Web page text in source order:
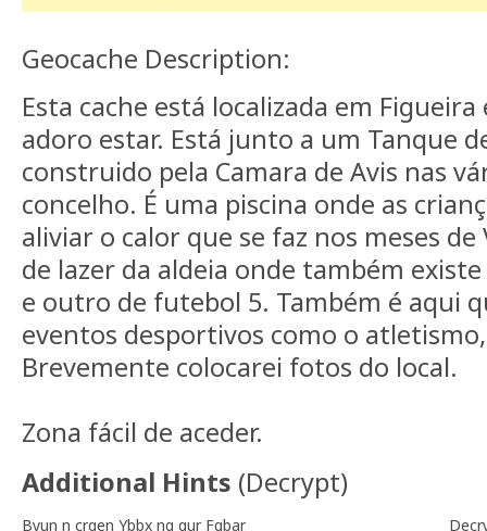
Geocache Description:
Esta cache está localizada em
adoro estar. Está junto a um Tanque
construido pela Camara de Avis nas
concelho. É uma piscina onde as
aliviar o calor que se faz nos meses de
de lazer da aldeia onde também
e outro de futebol 5. Também é aqui
eventos desportivos como o
Brevemente colocarei fotos do local.
Zona fácil de aceder.
Additional Hints (Decrypt)
Byun n crqen Ybbx ng gur Fgbar